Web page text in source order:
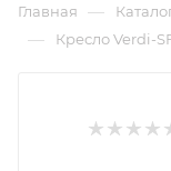
Главная —
— Кресло Verdi-